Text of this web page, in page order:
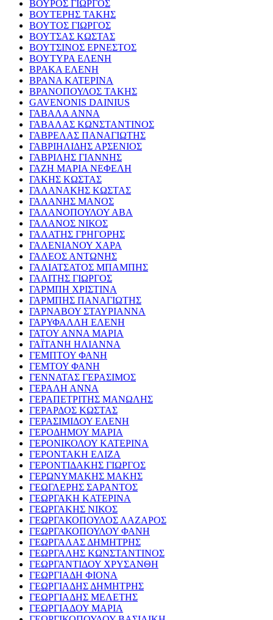
ΒΟΥΡΟΣ ΓΙΩΡΓΟΣ
ΒΟΥΤΕΡΗΣ ΤΑΚΗΣ
ΒΟΥΤΟΣ ΓΙΩΡΓΟΣ
ΒΟΥΤΣΑΣ ΚΩΣΤΑΣ
ΒΟΥΤΣΙΝΟΣ ΕΡΝΕΣΤΟΣ
ΒΟΥΤΥΡΑ ΕΛΕΝΗ
ΒΡΑΚΑ ΕΛΕΝΗ
ΒΡΑΝΑ ΚΑΤΕΡΙΝΑ
ΒΡΑΝΟΠΟΥΛΟΣ ΤΑΚΗΣ
GAVENONIS DAINIUS
ΓΑΒΑΛΑ ΑΝΝΑ
ΓΑΒΑΛΑΣ ΚΩΝΣΤΑΝΤΙΝΟΣ
ΓΑΒΡΕΛΑΣ ΠΑΝΑΓΙΩΤΗΣ
ΓΑΒΡΙΗΛΙΔΗΣ ΑΡΣΕΝΙΟΣ
ΓΑΒΡΙΛΗΣ ΓΙΑΝΝΗΣ
ΓΑΖΗ ΜΑΡΙΑ ΝΕΦΕΛΗ
ΓΑΚΗΣ ΚΩΣΤΑΣ
ΓΑΛΑΝΑΚΗΣ ΚΩΣΤΑΣ
ΓΑΛΑΝΗΣ ΜΑΝΟΣ
ΓΑΛΑΝΟΠΟΥΛΟΥ ΑΒΑ
ΓΑΛΑΝΟΣ ΝΙΚΟΣ
ΓΑΛΑΤΗΣ ΓΡΗΓΟΡΗΣ
ΓΑΛΕΝΙΑΝΟΥ ΧΑΡΑ
ΓΑΛΕΟΣ ΑΝΤΩΝΗΣ
ΓΑΛΙΑΤΣΑΤΟΣ ΜΠΑΜΠΗΣ
ΓΑΛΙΤΗΣ ΓΙΩΡΓΟΣ
ΓΑΡΜΠΗ ΧΡΙΣΤΙΝΑ
ΓΑΡΜΠΗΣ ΠΑΝΑΓΙΩΤΗΣ
ΓΑΡΝΑΒΟΥ ΣΤΑΥΡΙΑΝΝΑ
ΓΑΡΥΦΑΛΛΗ ΕΛΕΝΗ
ΓΑΤΟΥ ΑΝΝΑ ΜΑΡΙΑ
ΓΑΪΤΑΝΗ ΗΛΙΑΝΝΑ
ΓΕΜΠΤΟΥ ΦΑΝΗ
ΓΕΜΤΟΥ ΦΑΝΗ
ΓΕΝΝΑΤΑΣ ΓΕΡΑΣΙΜΟΣ
ΓΕΡΑΛΗ ΑΝΝΑ
ΓΕΡΑΠΕΤΡΙΤΗΣ ΜΑΝΩΛΗΣ
ΓΕΡΑΡΔΟΣ ΚΩΣΤΑΣ
ΓΕΡΑΣΙΜΙΔΟΥ ΕΛΕΝΗ
ΓΕΡΟΔΗΜΟΥ ΜΑΡΙΑ
ΓΕΡΟΝΙΚΟΛΟΥ ΚΑΤΕΡΙΝΑ
ΓΕΡΟΝΤΑΚΗ ΕΛΙΖΑ
ΓΕΡΟΝΤΙΔΑΚΗΣ ΓΙΩΡΓΟΣ
ΓΕΡΩΝΥΜΑΚΗΣ ΜΑΚΗΣ
ΓΕΩΓΛΕΡΗΣ ΣΑΡΑΝΤΟΣ
ΓΕΩΡΓΑΚΗ ΚΑΤΕΡΙΝΑ
ΓΕΩΡΓΑΚΗΣ ΝΙΚΟΣ
ΓΕΩΡΓΑΚΟΠΟΥΛΟΣ ΛΑΖΑΡΟΣ
ΓΕΩΡΓΑΚΟΠΟΥΛΟΥ ΦΑΝΗ
ΓΕΩΡΓΑΛΑΣ ΔΗΜΗΤΡΗΣ
ΓΕΩΡΓΑΛΗΣ ΚΩΝΣΤΑΝΤΙΝΟΣ
ΓΕΩΡΓΑΝΤΙΔΟΥ ΧΡΥΣΑΝΘΗ
ΓΕΩΡΓΙΑΔΗ ΦΙΟΝΑ
ΓΕΩΡΓΙΑΔΗΣ ΔΗΜΗΤΡΗΣ
ΓΕΩΡΓΙΑΔΗΣ ΜΕΛΕΤΗΣ
ΓΕΩΡΓΙΑΔΟΥ ΜΑΡΙΑ